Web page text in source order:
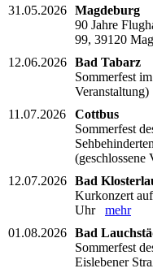
31.05.2026 Magdeburg
90 Jahre
99, 39120
12.06.2026 Bad Tabarz
Sommerfest
Veranstaltung)
11.07.2026
Cottbus
Sommerfest
(geschlossene
12.07.2026 Bad
Kurkonzert
Uhr mehr
01.08.2026 Bad
Sommerfest
Eislebener